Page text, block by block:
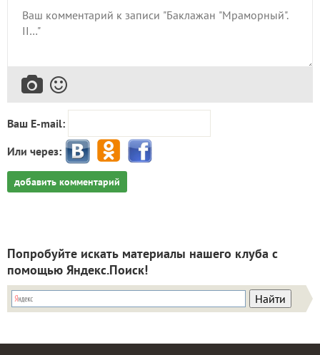
Ваш E-mail:
Или через:
добавить комментарий
Попробуйте искать материалы нашего клуба с
помощью Яндекс.Поиск!